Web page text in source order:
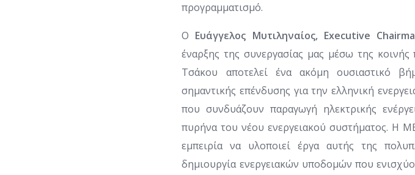
προγραμματισμό.
Ο Ευάγγελος Μυτιληναίος, Executive
έναρξης της συνεργασίας μας μέσω της
Τσάκου αποτελεί ένα ακόμη ουσιαστικό
σημαντικής επένδυσης για την ελληνική
που συνδυάζουν παραγωγή ηλεκτρικής
πυρήνα του νέου ενεργειακού συστήματος. Η
εμπειρία να υλοποιεί έργα αυτής της
δημιουργία ενεργειακών υποδομών που